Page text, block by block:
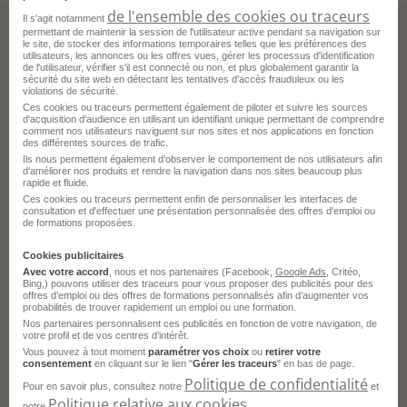
Ces offres pourraient aussi vous correspondre.
Accompagnant Educatif et Social H/F
Antibes - 06
Intérim
Adecco Medical
Je postule
Il s'agit notamment de l'ensemble des cookies ou traceurs
permettant de maintenir la session de l'utilisateur active pendant sa navigation sur
le site, de stocker des informations temporaires telles que les préférences des
utilisateurs, les annonces ou les offres vues, gérer les processus d'identification
de l'utilisateur, vérifier s'il est connecté ou non, et plus globalement garantir la
sécurité du site web en détectant les tentatives d'accès frauduleux ou les
violations de sécurité.
Ces cookies ou traceurs permettent également de piloter et suivre les sources
d'acquisition d'audience en utilisant un identifiant unique permettant de comprendre
comment nos utilisateurs naviguent sur nos sites et nos applications en fonction
des différentes sources de trafic.
Ils nous permettent également d’observer le comportement de nos utilisateurs afin
d'améliorer nos produits et rendre la navigation dans nos sites beaucoup plus
rapide et fluide.
Ces cookies ou traceurs permettent enfin de personnaliser les interfaces de
consultation et d'effectuer une présentation personnalisée des offres d'emploi ou
de formations proposées.
Cookies publicitaires
Avec votre accord , nous et nos partenaires (Facebook, Google Ads , Critéo,
Bing,) pouvons utiliser des traceurs pour vous proposer des publicités pour des
offres d’emploi ou des offres de formations personnalisés afin d’augmenter vos
probabilités de trouver rapidement un emploi ou une formation.
Nos partenaires personnalisent ces publicités en fonction de votre navigation, de
votre profil et de vos centres d’intérêt.
Vous pouvez à tout moment paramétrer vos choix ou retirer votre
consentement en cliquant sur le lien "Gérer les traceurs" en bas de page.
Pour en savoir plus, consultez notre Politique de confidentialité et